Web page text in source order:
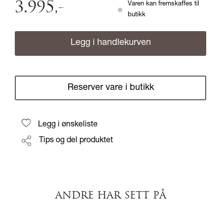
3.995,-
Varen kan fremskaffes til
butikk
Legg i handlekurven
Reserver vare i butikk
Legg i ønskeliste
Tips og del produktet
ANDRE HAR SETT PÅ